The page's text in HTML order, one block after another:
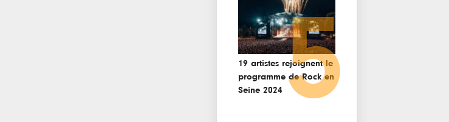
19 artistes rejoignent le
programme de Rock en
Seine 2024 5